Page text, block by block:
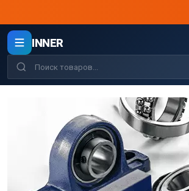
INNER